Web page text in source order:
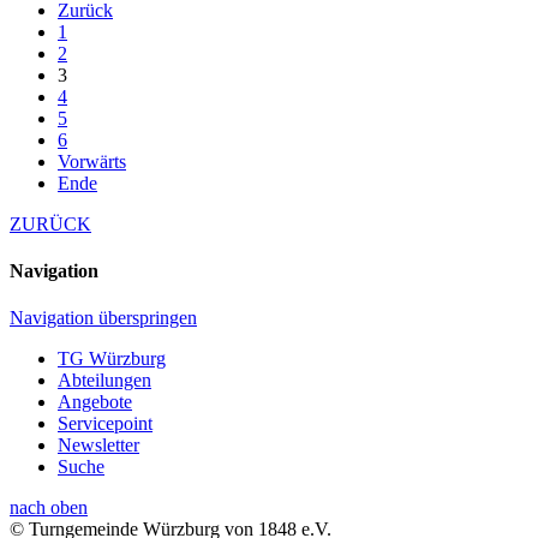
Zurück
1
2
3
4
5
6
Vorwärts
Ende
ZURÜCK
Navigation
Navigation überspringen
TG Würzburg
Abteilungen
Angebote
Servicepoint
Newsletter
Suche
nach oben
© Turngemeinde Würzburg von 1848 e.V.